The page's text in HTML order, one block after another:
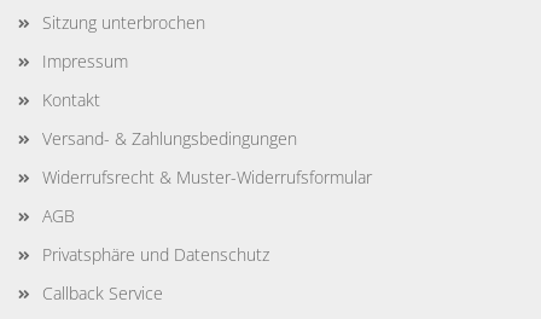
Sitzung unterbrochen
Impressum
Kontakt
Versand- & Zahlungsbedingungen
Widerrufsrecht & Muster-Widerrufsformular
AGB
Privatsphäre und Datenschutz
Callback Service